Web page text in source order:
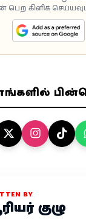
பெற கிளிக்
BY
குழு